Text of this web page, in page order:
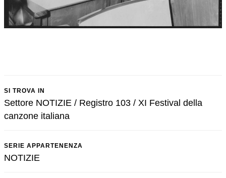
SI TROVA IN
Settore NOTIZIE / Registro 103 / XI Festival della
canzone italiana
SERIE APPARTENENZA
NOTIZIE